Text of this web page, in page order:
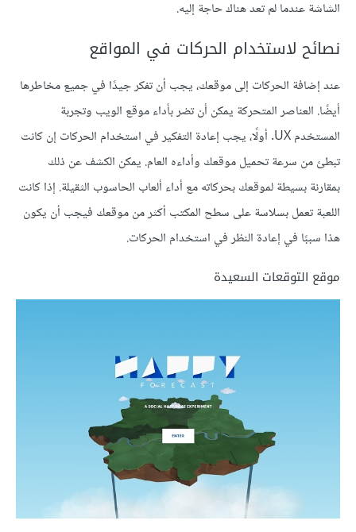
الشاشة عندما لم تعد هناك حاجة إليه.
نصائح لاستخدام الحركات في المواقع
عند إضافة الحركات إلى موقعك، يجب أن تفكر جيدًا في جميع مخاطرها
أيضًا. العناصر المتحركة يمكن أن تضر بأداء موقع الويب وتجربة
المستخدم UX. أولًا، يجب إعادة التفكير في استخدام الحركات إن كانت
تبطئ من سرعة تحميل موقعك وأداءه العام. يمكن الكشف عن ذلك
بمقارنة بسيطة لموقعك بحركاته مع أداء ألعاب الحاسوب الثقيلة. إذا كانت
اللعبة تعمل بسلاسة على سطح المكتب أكثر من موقعك فيجب أن يكون
هذا سببًا في إعادة النظر في استخدام الحركات.
موقع التوقعات السعيدة